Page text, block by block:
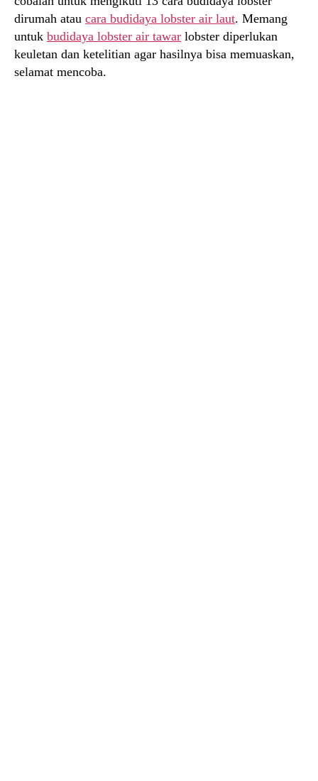
dirumah atau cara budidaya lobster air laut. Memang
untuk budidaya lobster air tawar lobster diperlukan
keuletan dan ketelitian agar hasilnya bisa memuaskan,
selamat mencoba.